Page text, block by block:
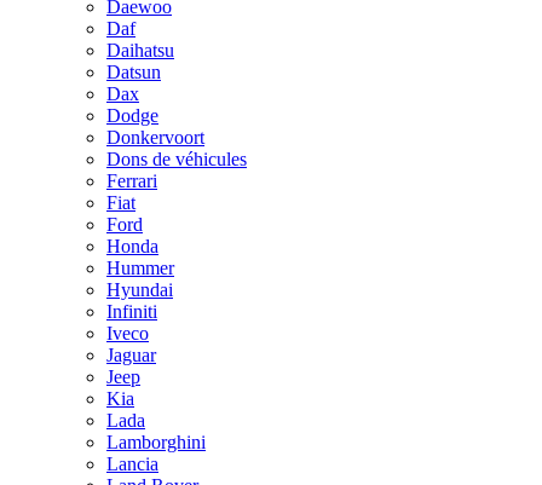
Daewoo
Daf
Daihatsu
Datsun
Dax
Dodge
Donkervoort
Dons de véhicules
Ferrari
Fiat
Ford
Honda
Hummer
Hyundai
Infiniti
Iveco
Jaguar
Jeep
Kia
Lada
Lamborghini
Lancia